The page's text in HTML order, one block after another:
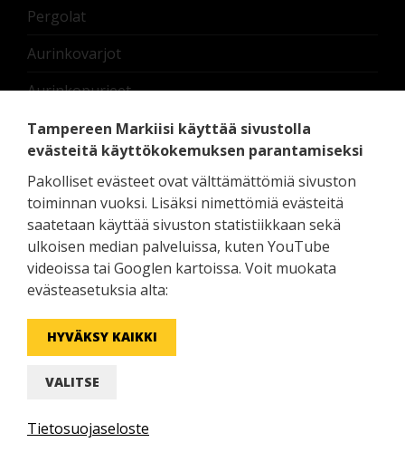
Pergolat
Aurinkovarjot
Aurinkopurjeet
Nostettavat lasikaiteet
Terassilämmittimet
Moottorit ja oheislaitteet
Pedelux erikoistuotteet
Zip Screen - screenkaihdin ulos
Facebook
YouTube
Instagram
LinkedIn
Tampereen Markiisi käyttää sivustolla
evästeitä käyttökokemuksen parantamiseksi
Pakolliset evästeet ovat välttämättömiä sivuston
toiminnan vuoksi. Lisäksi nimettömiä evästeitä
saatetaan käyttää sivuston statistiikkaan sekä
ulkoisen median palveluissa, kuten YouTube
videoissa tai Googlen kartoissa. Voit muokata
evästeasetuksia alta:
HYVÄKSY KAIKKI
VALITSE
Tietosuojaseloste